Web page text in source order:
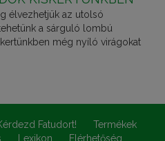
élvezhetjük az utolsó
a sárguló lombú
még nyíló virágokat
Fatudort!
Termékek
Lexikon Elérhetőség